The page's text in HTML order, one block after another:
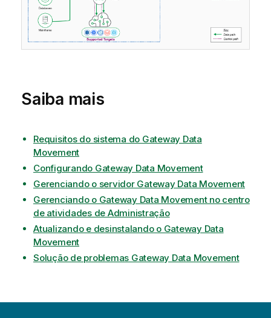
Saiba mais
Requisitos do sistema do Gateway Data
Movement
Configurando Gateway Data Movement
Gerenciando o servidor Gateway Data Movement
Gerenciando o Gateway Data Movement no centro
de atividades de Administração
Atualizando e desinstalando o Gateway Data
Movement
Solução de problemas Gateway Data Movement